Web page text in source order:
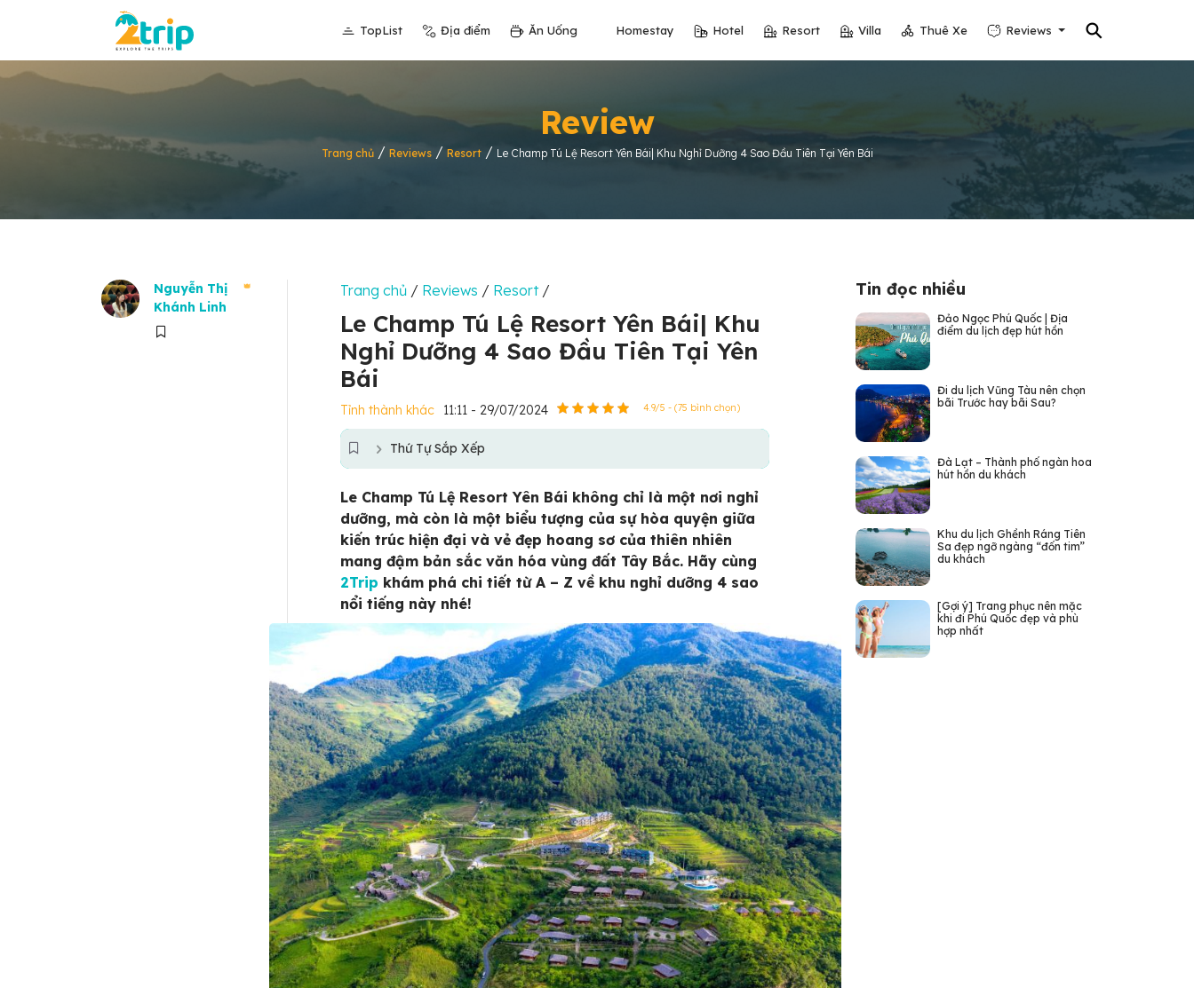
⚲
TopList Địa điểm Ăn Uống Homestay Hotel Resort Villa Thuê Xe Reviews
Review
Trang chủ/ Reviews/ Resort/ Le Champ Tú Lệ Resort Yên Bái| Khu Nghỉ Dưỡng 4 Sao Đầu Tiên Tại Yên Bái
Nguyễn Thị
Khánh Linh
Trang chủ / Reviews / Resort/
Le Champ Tú Lệ Resort Yên Bái| Khu
Nghỉ Dưỡng 4 Sao Đầu Tiên Tại Yên
Bái
Tỉnh thành khác 11:11 - 29/07/2024 4.9/5 - (75 bình chọn)
Thứ Tự Sắp Xếp
Le Champ Tú Lệ Resort Yên Bái không chỉ là một nơi nghỉ
dưỡng, mà còn là một biểu tượng của sự hòa quyện giữa
kiến trúc hiện đại và vẻ đẹp hoang sơ của thiên nhiên
mang đậm bản sắc văn hóa vùng đất Tây Bắc. Hãy cùng
2Trip khám phá chi tiết từ A – Z về khu nghỉ dưỡng 4 sao
nổi tiếng này nhé!
Tin đọc nhiều
Đảo Ngọc Phú Quốc | Địa
điểm du lịch đẹp hút hồn
Đi du lịch Vũng Tàu nên chọn
bãi Trước hay bãi Sau?
Đà Lạt – Thành phố ngàn hoa
hút hồn du khách
Khu du lịch Ghềnh Ráng Tiên
Sa đẹp ngỡ ngàng “đốn tim”
du khách
[Gợi ý] Trang phục nên mặc
khi đi Phú Quốc đẹp và phù
hợp nhất